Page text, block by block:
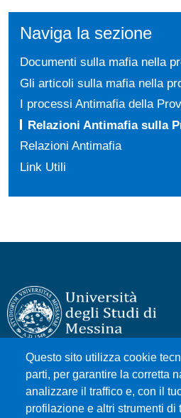
Naviga la sezione
Documenti sulla mafia nella
Gli articoli sulla mafia nella
I processi Antimafia della
Relazioni Antimafia sulla
Relazioni Antimafia
Link Utili
Questo sito utilizza cookie
parti, per garantire la corretta
analizzare il traffico e, con il
profilazione e altri strumenti di
Università degli Studi di
Piazza Pugliatti, 1 - 98122
Cod. Fiscale 80004070837